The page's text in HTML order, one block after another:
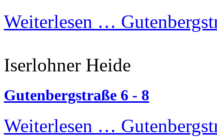
Weiterlesen …
Iserlohner Heide
Gutenbergstraße 6 - 8
Weiterlesen …